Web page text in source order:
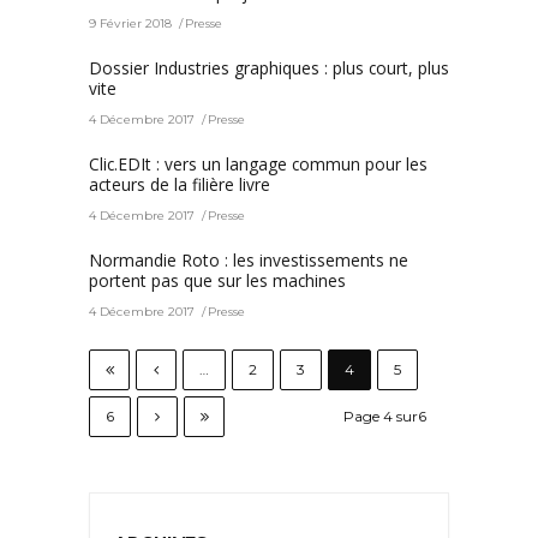
9 Février 2018 Presse
Dossier Industries graphiques : plus court, plus
vite
4 Décembre 2017 Presse
Clic.EDIt : vers un langage commun pour les
acteurs de la filière livre
4 Décembre 2017 Presse
Normandie Roto : les investissements ne
portent pas que sur les machines
4 Décembre 2017 Presse
… 2 3 4 5
6 Page 4 sur6